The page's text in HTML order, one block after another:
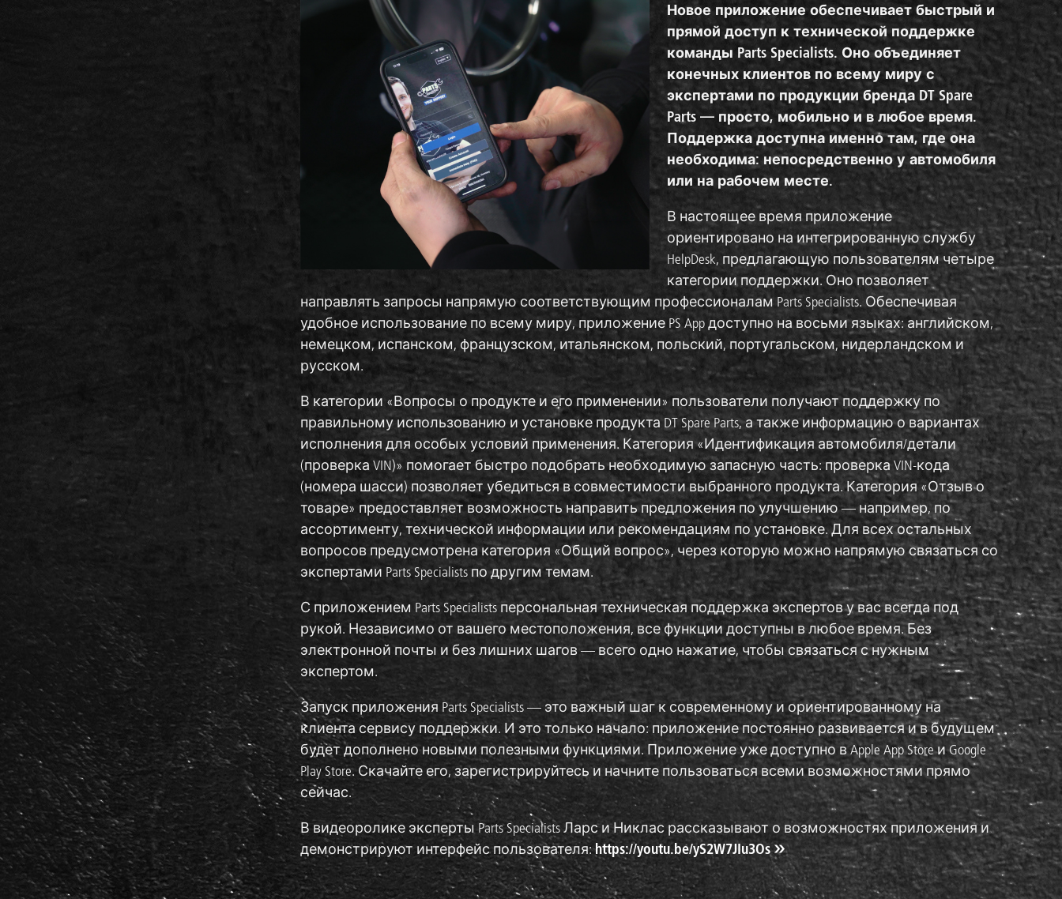
Новое приложение обеспечивает быстрый и
прямой доступ к технической поддержке
команды Parts Specialists. Оно объединяет
конечных клиентов по всему миру с
экспертами по продукции бренда DT Spare
Parts — просто, мобильно и в любое время.
Поддержка доступна именно там, где она
необходима: непосредственно у автомобиля
или на рабочем месте.
В настоящее время приложение
ориентировано на интегрированную службу
HelpDesk, предлагающую пользователям четыре
категории поддержки. Оно позволяет
направлять запросы напрямую соответствующим профессионалам Parts Specialists. Обеспечивая
удобное использование по всему миру, приложение PS App доступно на восьми языках: английском,
немецком, испанском, французском, итальянском, польский, португальском, нидерландском и
русском.
В категории «Вопросы о продукте и его применении» пользователи получают поддержку по
правильному использованию и установке продукта DT Spare Parts, а также информацию о вариантах
исполнения для особых условий применения. Категория «Идентификация автомобиля/детали
(проверка VIN)» помогает быстро подобрать необходимую запасную часть: проверка VIN-кода
(номера шасси) позволяет убедиться в совместимости выбранного продукта. Категория «Отзыв о
товаре» предоставляет возможность направить предложения по улучшению — например, по
ассортименту, технической информации или рекомендациям по установке. Для всех остальных
вопросов предусмотрена категория «Общий вопрос», через которую можно напрямую связаться со
экспертами Parts Specialists по другим темам.
С приложением Parts Specialists персональная техническая поддержка экспертов у вас всегда под
рукой. Независимо от вашего местоположения, все функции доступны в любое время. Без
электронной почты и без лишних шагов — всего одно нажатие, чтобы связаться с нужным
экспертом.
Запуск приложения Parts Specialists — это важный шаг к современному и ориентированному на
клиента сервису поддержки. И это только начало: приложение постоянно развивается и в будущем
будет дополнено новыми полезными функциями. Приложение уже доступно в Apple App Store и Google
Play Store. Скачайте его, зарегистрируйтесь и начните пользоваться всеми возможностями прямо
сейчас.
В видеоролике эксперты Parts Specialists Ларс и Никлас рассказывают о возможностях приложения и
демонстрируют интерфейс пользователя:https://youtu.be/yS2W7JIu3Os